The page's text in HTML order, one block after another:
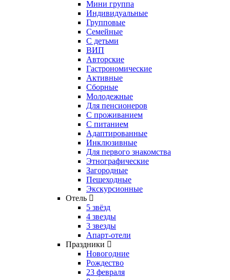
Мини группа
Индивидуальные
Групповые
Семейные
С детьми
ВИП
Авторские
Гастрономические
Активные
Сборные
Молодежные
Для пенсионеров
С проживанием
С питанием
Адаптированные
Инклюзивные
Для первого знакомства
Этнографические
Загородные
Пешеходные
Экскурсионные
Отель
5 звёзд
4 звезды
3 звезды
Апарт-отели
Праздники
Новогодние
Рождество
23 февраля